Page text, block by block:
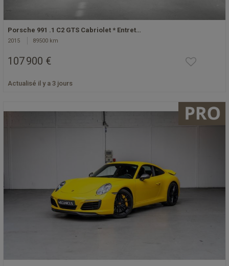
Porsche 991 .1 C2 GTS Cabriolet * Entret…
2015 89500 km
107 900 €
Actualisé il y a 3 jours